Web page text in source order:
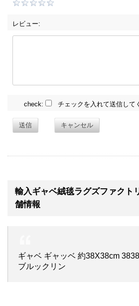
レビュー:
check: チェックを入れて送信して
送信 キャンセル
輸入ギャベ絨毯ラグズファクト
舗情報
ギャベ ギャッベ 約38X38cm
ブルックリン